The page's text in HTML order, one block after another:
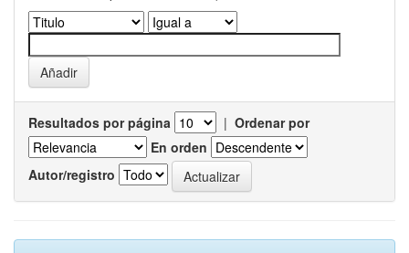
Resultados por página | Ordenar por
En orden
Autor/registro